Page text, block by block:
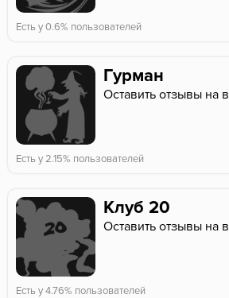
Есть у 0.6% пользователей
Гурман
Оставить отзывы на
Есть у 2.15% пользователей
Клуб 20
Оставить отзывы на
Есть у 4.76% пользователей